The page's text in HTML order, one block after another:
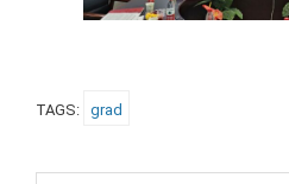
TAGS: grad